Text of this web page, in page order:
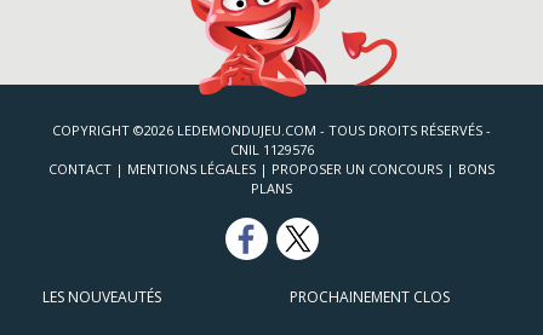
COPYRIGHT ©2026 LEDEMONDUJEU.COM - TOUS DROITS RÉSERVÉS -
CNIL 1129576
CONTACT | MENTIONS LÉGALES | PROPOSER UN CONCOURS | BONS
PLANS
LES NOUVEAUTÉS PROCHAINEMENT CLOS